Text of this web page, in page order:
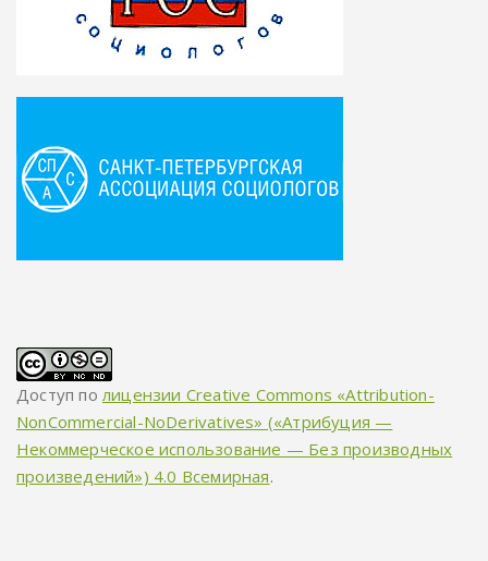
Доступ полицензии Creative Commons «Attribution-
NonCommercial-NoDerivatives» («Атрибуция —
Некоммерческое использование — Без производных
произведений») 4.0 Всемирная.